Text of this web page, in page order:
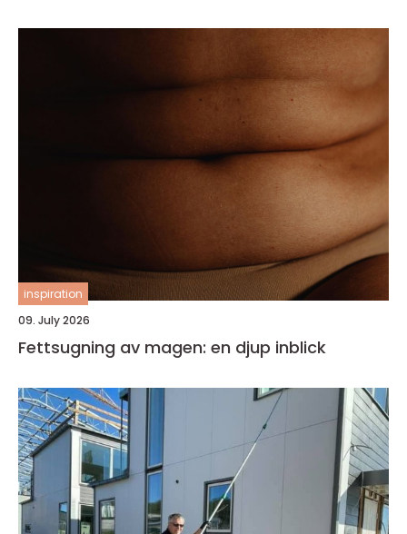
inspiration
09. July 2026
Fettsugning av magen: en djup inblick